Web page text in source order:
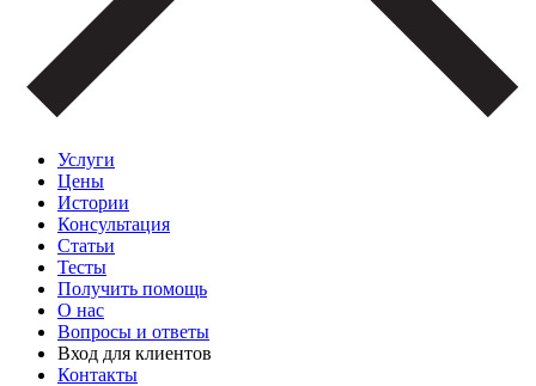
Услуги
Цены
Истории
Консультация
Статьи
Тесты
Получить помощь
О нас
Вопросы и ответы
Вход для клиентов
Контакты